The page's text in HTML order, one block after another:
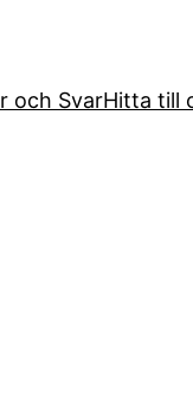
och SvarHitta till